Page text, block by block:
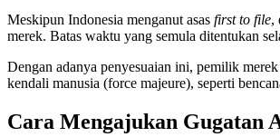
Meskipun Indonesia menganut asas first to file,
merek. Batas waktu yang semula ditentukan
Dengan adanya penyesuaian ini, pemilik
kendali manusia (force majeure), seperti
Cara Mengajukan Gugatan